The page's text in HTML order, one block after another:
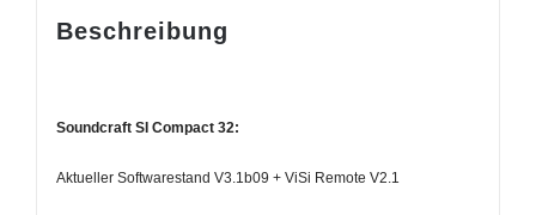
Beschreibung
Soundcraft SI Compact 32:
Aktueller Softwarestand V3.1b09 + ViSi Remote V2.1